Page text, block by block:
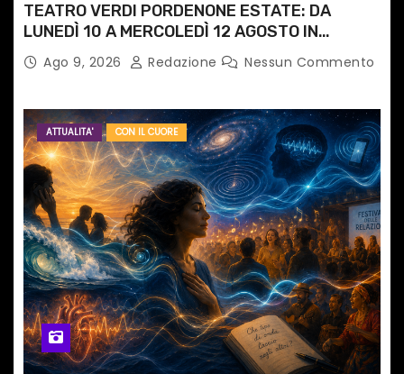
TEATRO VERDI PORDENONE ESTATE: DA
LUNEDÌ 10 A MERCOLEDÌ 12 AGOSTO IN
PIAZZETTA PESCHERIA TORNANO LE MUSIC
NIGHTS
Ago 9, 2026 Redazione Nessun Commento
ATTUALITA' CON IL CUORE